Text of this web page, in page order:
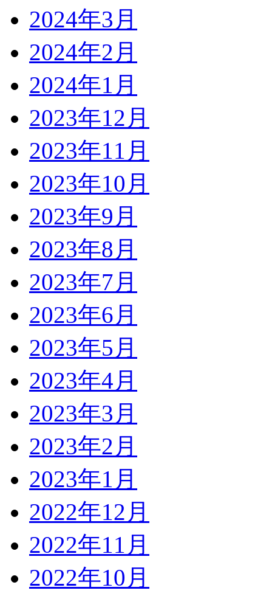
2024年3月
2024年2月
2024年1月
2023年12月
2023年11月
2023年10月
2023年9月
2023年8月
2023年7月
2023年6月
2023年5月
2023年4月
2023年3月
2023年2月
2023年1月
2022年12月
2022年11月
2022年10月